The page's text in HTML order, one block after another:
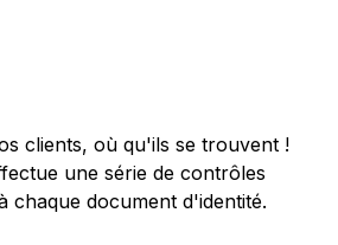
clients, où qu'ils se trouvent !
une série de contrôles
chaque document d'identité.